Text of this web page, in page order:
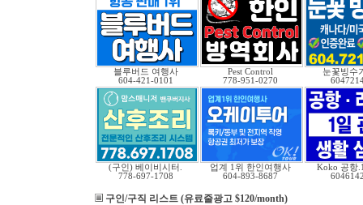
블루버드 여행사
604-421-0101
Pest Control
778-951-0270
눈꽃빙수
(구인) 베이비시터.
778-697-1708
업계 1위 한인여행사
604-893-8687
Koko 공항
구인/구직 리스트 (유료줄광고 $120/month)